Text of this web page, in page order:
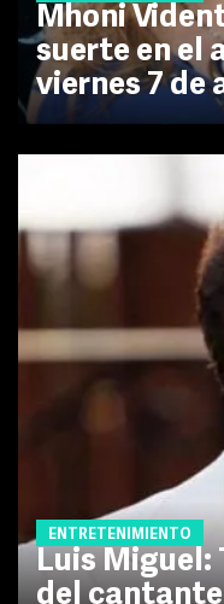
Mhoni
suerte en el
viernes 7 de
ENTRETENIMIENTO
Luis Miguel:
del